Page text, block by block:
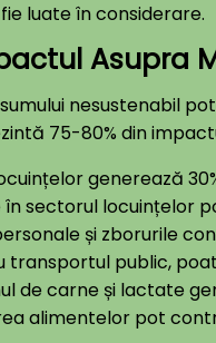
luate în considerare.
Asupra
nesustenabil
75-80% din
generează
sectorul locuințelor
și zborurile
transportul public,
de carne și lactate
alimentelor pot